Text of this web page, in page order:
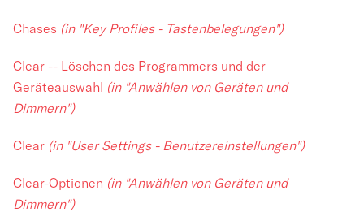
Chases (in "Key Profiles - Tastenbelegungen")
Clear -- Löschen des Programmers und der
Geräteauswahl (in "Anwählen von Geräten und
Dimmern")
Clear (in "User Settings - Benutzereinstellungen")
Clear-Optionen (in "Anwählen von Geräten und
Dimmern")